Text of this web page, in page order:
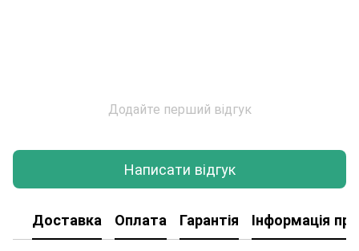
Додайте перший відгук
Написати відгук
Доставка Оплата Гарантія Інформація